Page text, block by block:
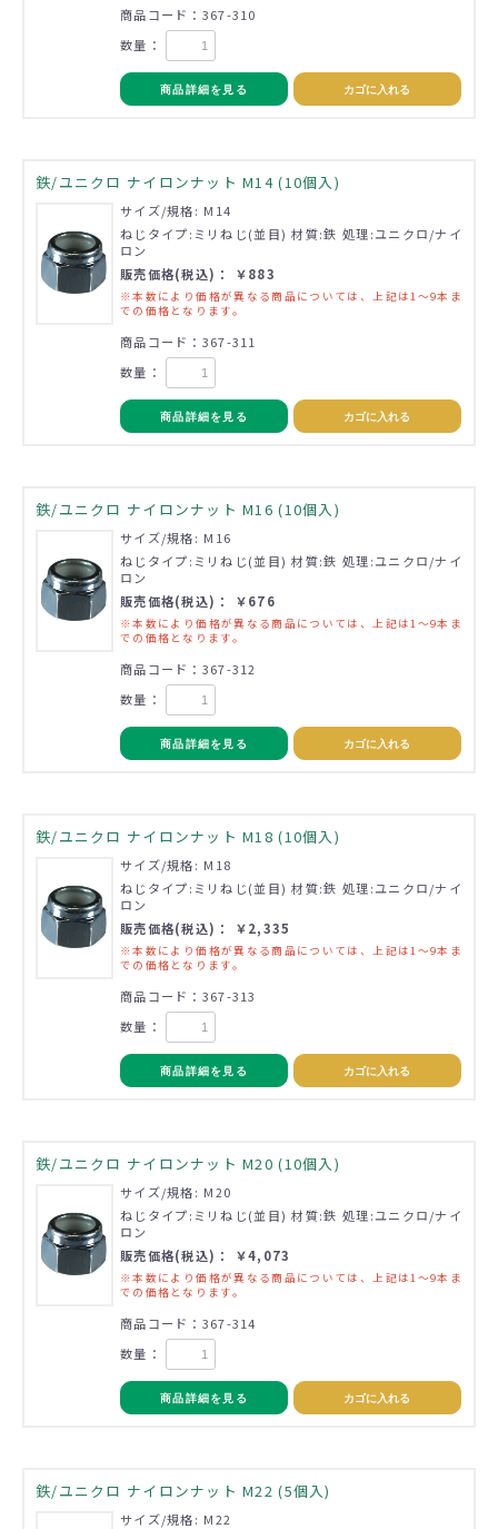
商品コード：367-310
数量：
商品詳細を見る カゴに入れる
鉄/ユニクロ ナイロンナット M14 (10個入)
サイズ/規格: M14
ねじタイプ:ミリねじ(並目) 材質:鉄 処理:ユニクロ/ナイ
ロン
販売価格(税込)： ￥883
※本数により価格が異なる商品については、上記は1～9本ま
での価格となります。
商品コード：367-311
数量：
商品詳細を見る カゴに入れる
鉄/ユニクロ ナイロンナット M16 (10個入)
サイズ/規格: M16
ねじタイプ:ミリねじ(並目) 材質:鉄 処理:ユニクロ/ナイ
ロン
販売価格(税込)： ￥676
※本数により価格が異なる商品については、上記は1～9本ま
での価格となります。
商品コード：367-312
数量：
商品詳細を見る カゴに入れる
鉄/ユニクロ ナイロンナット M18 (10個入)
サイズ/規格: M18
ねじタイプ:ミリねじ(並目) 材質:鉄 処理:ユニクロ/ナイ
ロン
販売価格(税込)： ￥2,335
※本数により価格が異なる商品については、上記は1～9本ま
での価格となります。
商品コード：367-313
数量：
商品詳細を見る カゴに入れる
鉄/ユニクロ ナイロンナット M20 (10個入)
サイズ/規格: M20
ねじタイプ:ミリねじ(並目) 材質:鉄 処理:ユニクロ/ナイ
ロン
販売価格(税込)： ￥4,073
※本数により価格が異なる商品については、上記は1～9本ま
での価格となります。
商品コード：367-314
数量：
商品詳細を見る カゴに入れる
鉄/ユニクロ ナイロンナット M22 (5個入)
サイズ/規格: M22